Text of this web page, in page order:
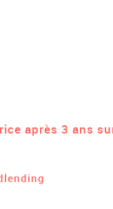
après 3 ans